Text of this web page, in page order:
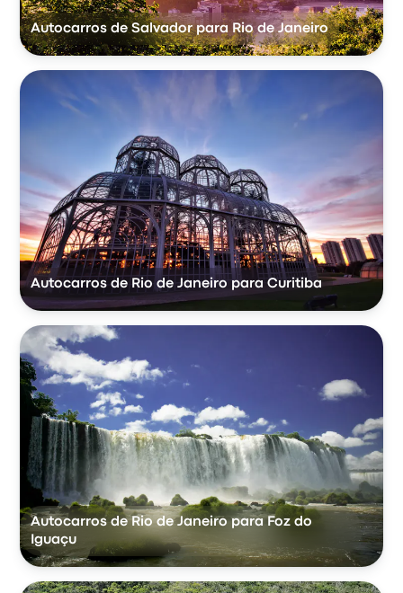
Autocarros de Salvador para Rio de Janeiro
Autocarros de Rio de Janeiro para Curitiba
Autocarros de Rio de Janeiro para Foz do
Iguaçu